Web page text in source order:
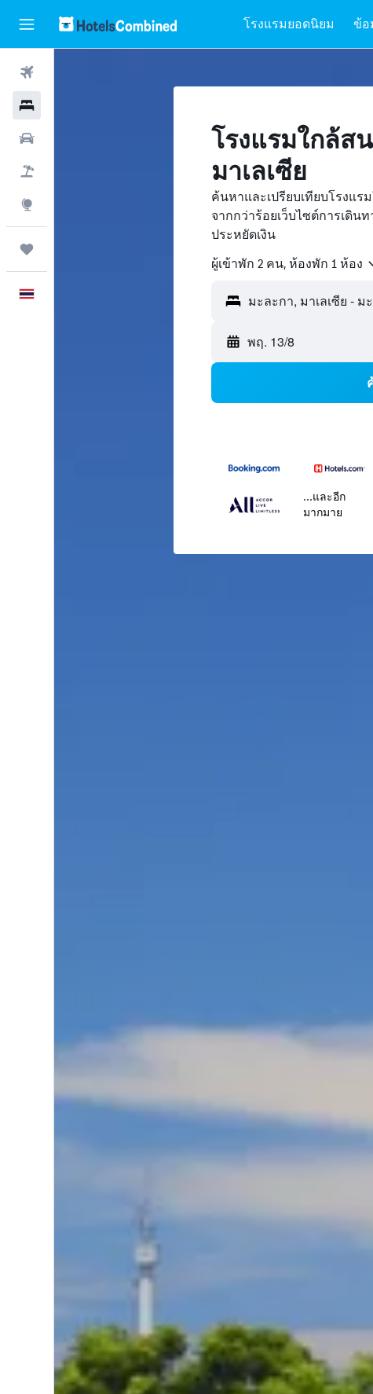
โรงแรมยอดนิยม ข้อ
โรงแรมใกล้ส
มาเลเซีย
ค้นหาและเปรียบเทียบโรงแร
จากกว่าร้อยเว็บไซต์การเดิน
ประหยัดเงิน
ผู้เข้าพัก 2 คน, ห้องพัก 1 ห้อง
พฤ. 13/8
...และอีก
มากมาย